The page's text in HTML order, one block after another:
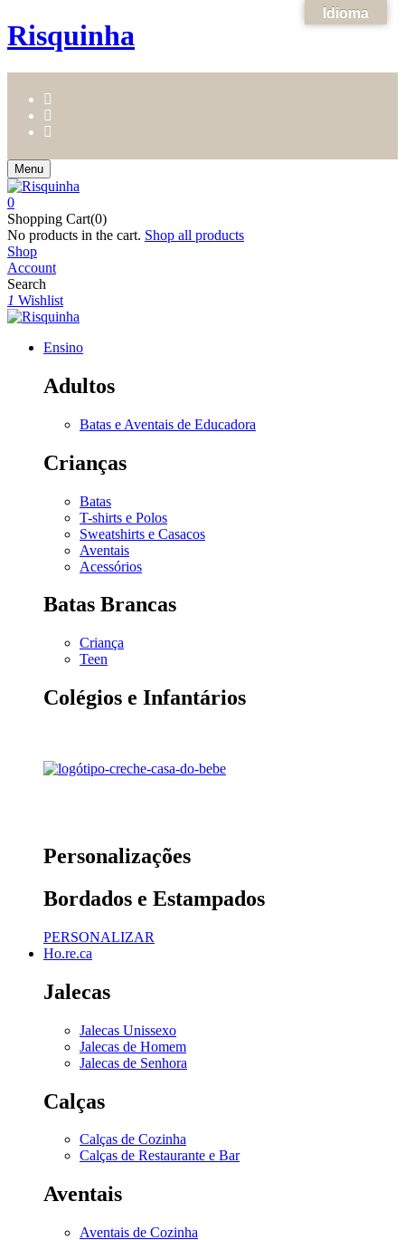
Risquinha
Menu
0
Shopping Cart(0)
No products in the cart. Shop all products
Shop
Account
Search
1 Wishlist
Ensino
Adultos
Batas e Aventais de Educadora
Crianças
Batas
T-shirts e Polos
Sweatshirts e Casacos
Aventais
Acessórios
Batas Brancas
Criança
Teen
Colégios e Infantários
Personalizações
Bordados e Estampados
PERSONALIZAR
Ho.re.ca
Jalecas
Jalecas Unissexo
Jalecas de Homem
Jalecas de Senhora
Calças
Calças de Cozinha
Calças de Restaurante e Bar
Aventais
Aventais de Cozinha
Idioma